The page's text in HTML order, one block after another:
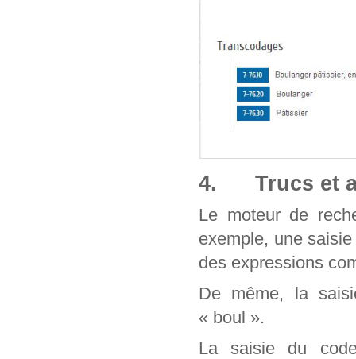
4. Trucs et
Le moteur de
exemple, une
des expressions
De même, la
« boul ».
La saisie du